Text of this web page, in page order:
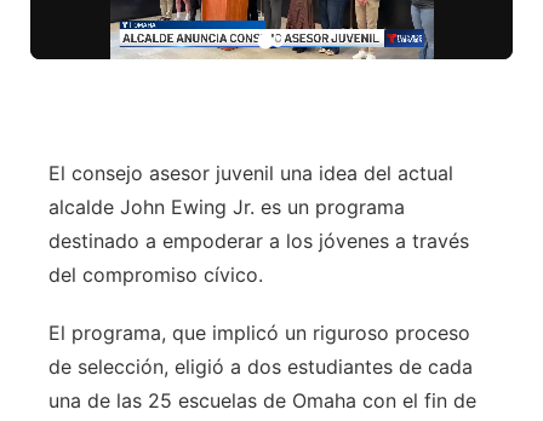
Entretenimiento
Central
El consejo asesor juvenil una idea del actual
alcalde John Ewing Jr. es un programa
destinado a empoderar a los jóvenes a través
del compromiso cívico.
El programa, que implicó un riguroso proceso
de selección, eligió a dos estudiantes de cada
una de las 25 escuelas de Omaha con el fin de